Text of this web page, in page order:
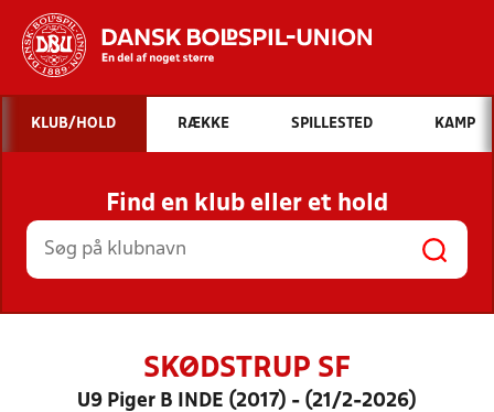
Hvad vil du søge efter?
INDHOLD OG NYHEDER
STILLINGER, RESULTATER, KLUBBER OG
HOLD
KLUB/HOLD RÆKKE SPILLESTED KAMP
Find en klub eller et hold
SKØDSTRUP SF
U9 Piger B INDE (2017) - (21/2-2026)